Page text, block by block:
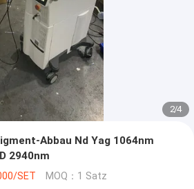
2/4
Abbau Nd Yag 1064nm
2940nm
SET MOQ：1 Satz